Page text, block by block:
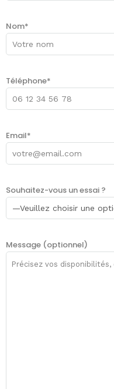
Nom*
Téléphone*
Email*
Souhaitez-vous un essai ?
Message (optionnel)